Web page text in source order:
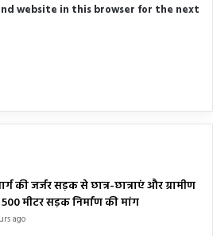
website in this browser for the next
की जर्जर सड़क से छात्र-छात्राएं और ग्रामीण
मीटर सड़क निर्माण की मांग
ago